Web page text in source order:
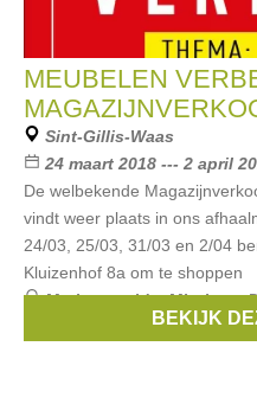
MEUBELEN
Sint-Gillis-Waas
24 maart 2018 --- 2 april
De welbekende
vindt weer plaats in ons
24/03, 25/03, 31/03 en 2/04
Kluizenhof 8a om te shoppen
Merken:velda,Mintjens,
BEKIJK